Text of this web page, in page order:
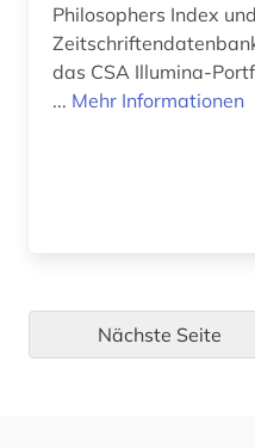
jojk (1)
jonson (1)
kalifornien (1)
Philosophers Index und RILM.
das CSA Illumina-
... Mehr Informationen
Nächste Seite